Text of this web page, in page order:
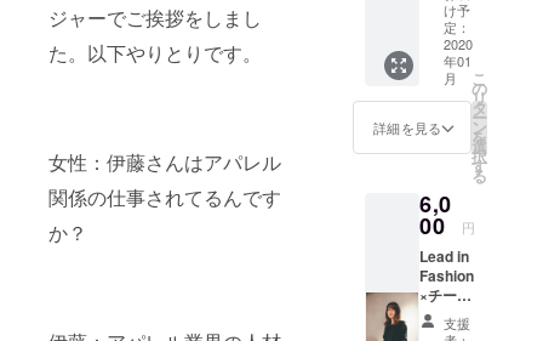
ジャーでご挨拶をしまし
た。以下やりとりです。
女性：伊藤さんはアパレル
関係の仕事されてるんです
か？
ショップ
「POWER
FROM THE
COAST」を
東北地区ア
パレル企業
合同就職ガ
イダンス主
催・運営
ルー
プ）メ
ンバー
が片手
で製作
したオ
リジナ
ル消し
ゴムハ
お送り
しま
す。
け予
定：
2020
年01
月
詳細を見る
こ
の
リ
タ
ー
ン
を
選
択
す
る
6,0
00 円
Lead in
Fashion
×チーム
ブレイ
ン今共
支援